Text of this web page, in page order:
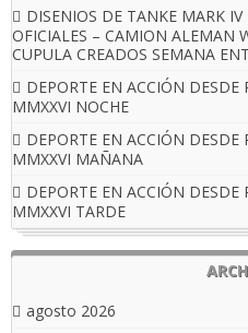
DISENIOS DE TANKE MARK
OFICIALES – CAMION ALEMAN
CUPULA CREADOS SEMANA
DEPORTE EN ACCIÓN DESDE
MMXXVI NOCHE
DEPORTE EN ACCIÓN DESDE
MMXXVI MAÑANA
DEPORTE EN ACCIÓN DESDE
MMXXVI TARDE
agosto 2026